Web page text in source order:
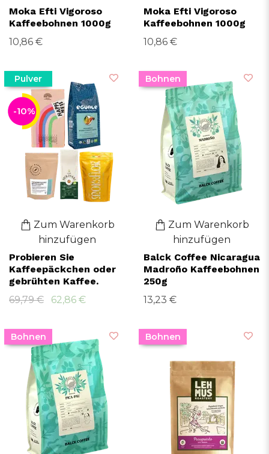
Moka Efti Vigoroso
Kaffeebohnen 1000g
10,86 €
Moka Efti Vigoroso
Kaffeebohnen 1000g
10,86 €
Pulver
-10%
Zum Warenkorb
hinzufügen
Probieren Sie
Kaffeepäckchen oder
gebrühten Kaffee.
69,79 €
62,86 €
Bohnen
Zum Warenkorb
hinzufügen
Balck Coffee Nicaragua
Madroño Kaffeebohnen
250g
13,23 €
Bohnen Bohnen